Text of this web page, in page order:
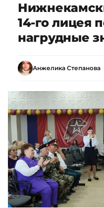
14-го лицея
нагрудные
Анжелика Степанова